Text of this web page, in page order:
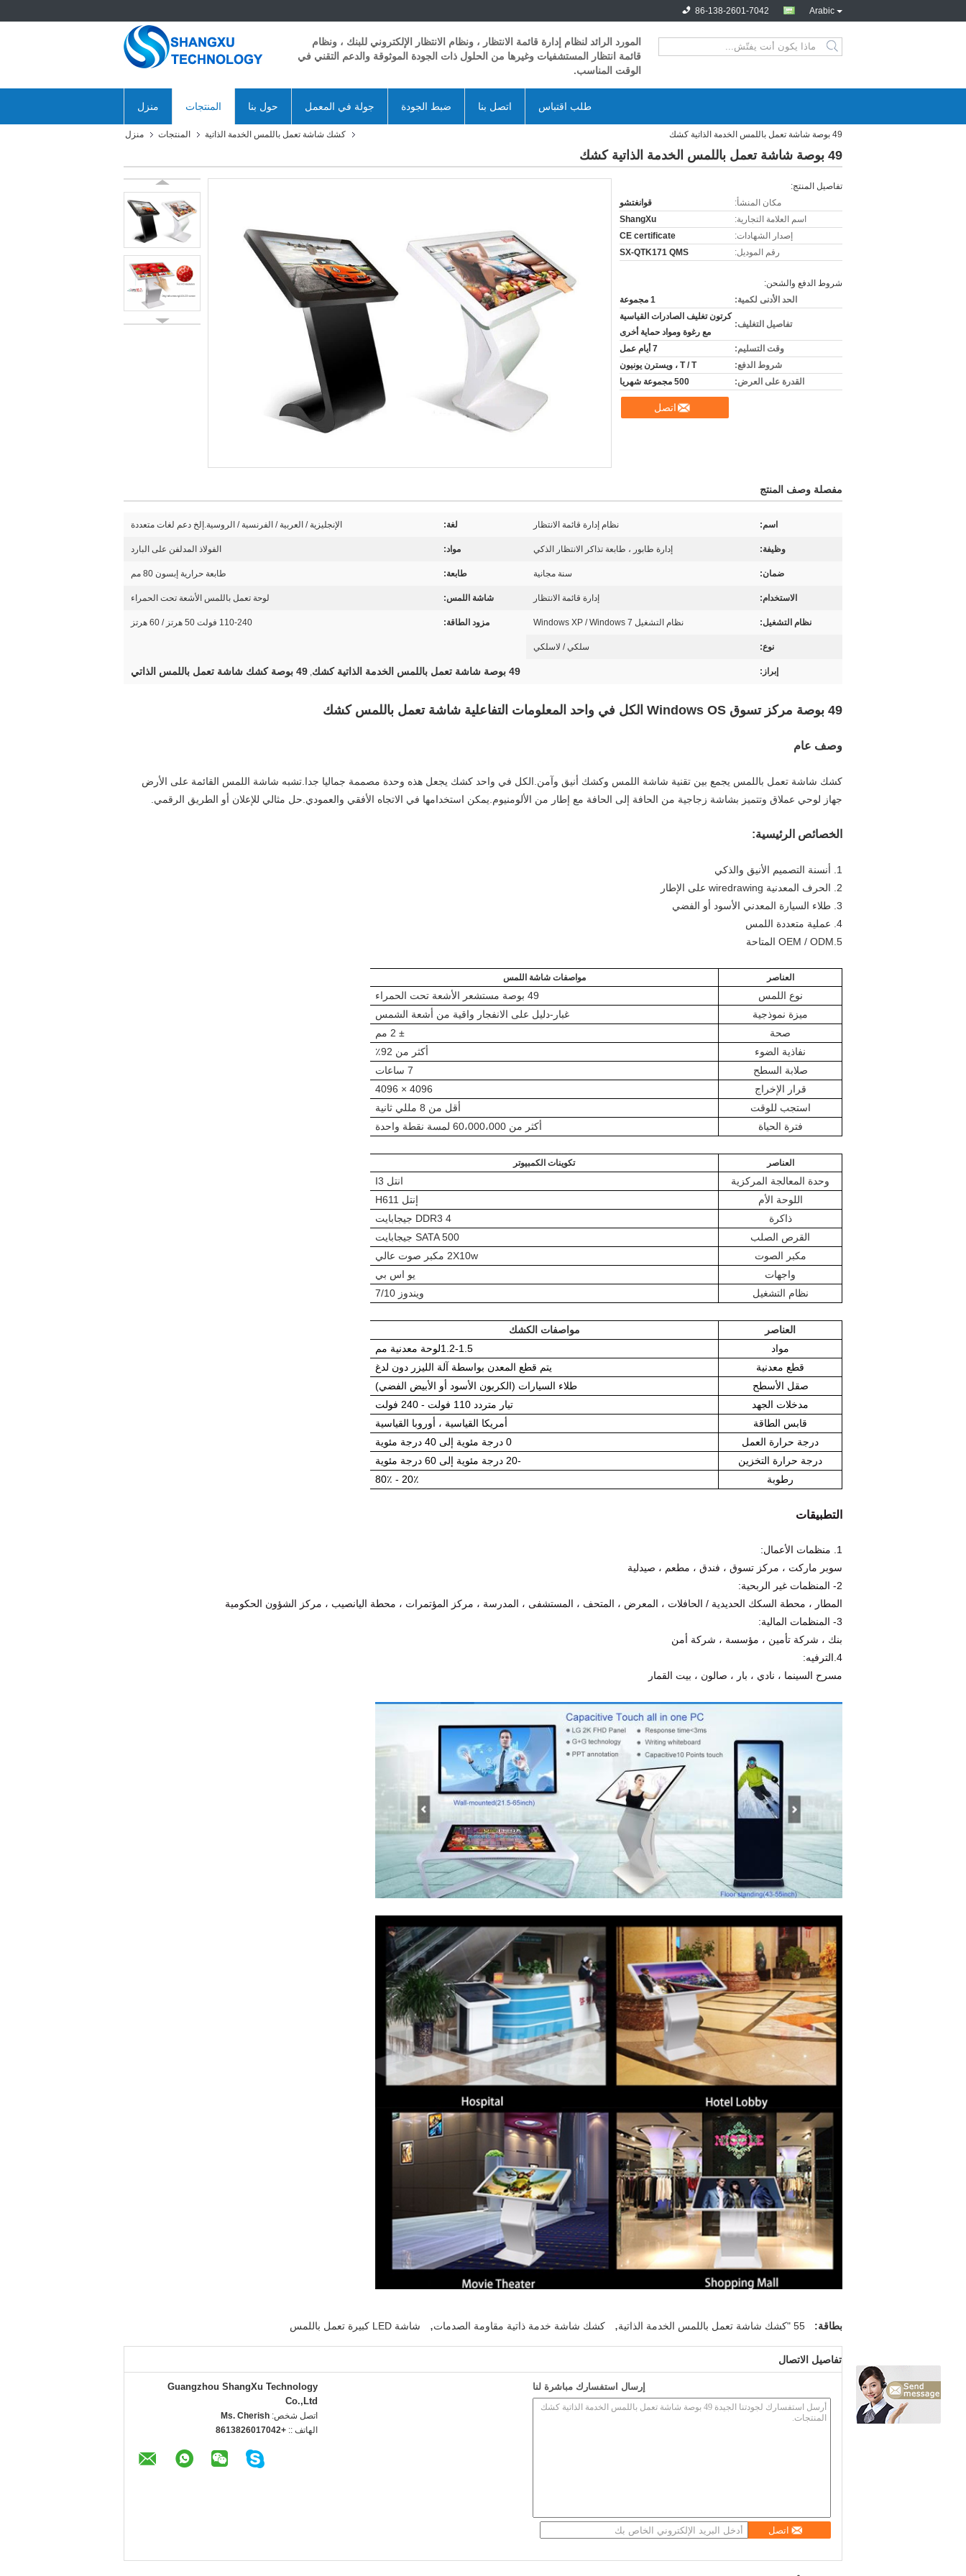
Arabic
86-138-2601-7042
المورد الرائد لنظام إدارة قائمة الانتظار ، ونظام الانتظار الإلكتروني للبنك ، ونظام
قائمة انتظار المستشفيات وغيرها من الحلول ذات الجودة الموثوقة والدعم التقني في
الوقت المناسب.
منزل المنتجات حول بنا جولة في المعمل ضبط الجودة اتصل بنا طلب اقتباس
منزل المنتجات كشك شاشة تعمل باللمس الخدمة الذاتية 49 بوصة شاشة تعمل باللمس الخدمة الذاتية كشك
49 بوصة شاشة تعمل باللمس الخدمة الذاتية كشك
تفاصيل المنتج:
مكان المنشأ:
قوانغتشو
اسم العلامة التجارية:
ShangXu
إصدار الشهادات:
CE certificate
رقم الموديل:
SX-QTK171 QMS
شروط الدفع والشحن:
الحد الأدنى لكمية:
1 مجموعة
تفاصيل التغليف:
كرتون تغليف الصادرات القياسية
مع رغوة ومواد حماية أخرى
وقت التسليم:
7 أيام عمل
شروط الدفع:
T / T ، ويسترن يونيون
القدرة على العرض:
500 مجموعة شهريا
اتصل
مفصلة وصف المنتج
اسم: نظام إدارة قائمة الانتظار لغة: الإنجليزية / العربية / الفرنسية / الروسية.إلخ دعم لغات متعددة
وظيفة: إدارة طابور ، طابعة تذاكر الانتظار الذكي مواد: الفولاذ المدلفن على البارد
ضمان: سنة مجانية طابعة: طابعة حرارية إبسون 80 مم
الاستخدام: إدارة قائمة الانتظار شاشة اللمس: لوحة تعمل باللمس الأشعة تحت الحمراء
نظام التشغيل: نظام التشغيل Windows XP / Windows 7 مزود الطاقة: 110-240 فولت 50 هرتز / 60 هرتز
نوع: سلكي / لاسلكي
إبراز: 49 بوصة شاشة تعمل باللمس الخدمة الذاتية كشك , 49 بوصة كشك شاشة تعمل باللمس الذاتي
49 بوصة مركز تسوق Windows OS الكل في واحد المعلومات التفاعلية شاشة تعمل باللمس كشك
وصف عام
كشك شاشة تعمل باللمس يجمع بين تقنية شاشة اللمس وكشك أنيق وآمن.الكل في واحد كشك يجعل هذه وحدة مصممة جماليا جدا.تشبه شاشة اللمس القائمة على الأرض
جهاز لوحي عملاق وتتميز بشاشة زجاجية من الحافة إلى الحافة مع إطار من الألومنيوم.يمكن استخدامها في الاتجاه الأفقي والعمودي. حل مثالي للإعلان أو الطريق الرقمي.
الخصائص الرئيسية:
1. أنسنة التصميم الأنيق والذكي
2. الحرف المعدنية wiredrawing على الإطار
3. طلاء السيارة المعدني الأسود أو الفضي
4. عملية متعددة اللمس
5.OEM / ODM المتاحة
العناصر مواصفات شاشة اللمس
نوع اللمس
49 بوصة مستشعر الأشعة تحت الحمراء
ميزة نموذجية
غبار -دليل على الانفجار واقية من أشعة الشمس
صحة
± 2 مم
نفاذية الضوء
أكثر من 92٪
صلابة السطح
7 ساعات
قرار الإخراج
4096 × 4096
استجب للوقت
أقل من 8 مللي ثانية
فترة الحياة
أكثر من 60،000،000 لمسة نقطة واحدة
العناصر تكوينات الكمبيوتر
وحدة المعالجة المركزية
انتل I3
اللوحة الأم
إنتل H611
ذاكرة
DDR3 4 جيجابايت
القرص الصلب
SATA 500 جيجابايت
مكبر الصوت
2X10w مكبر صوت عالي
واجهات
يو اس بي
نظام التشغيل
ويندوز 7/10
العناصر
مواصفات الكشك
مواد
1.2-1.5لوحة معدنية مم
قطع معدنية
يتم قطع المعدن بواسطة آلة الليزر دون لدغ
صقل الأسطح
طلاء السيارات (الكربون الأسود أو الأبيض الفضي)
مدخلات الجهد
تيار متردد 110 فولت - 240 فولت
قابس الطاقة
أمريكا القياسية ، أوروبا القياسية
درجة حرارة العمل
0 درجة مئوية إلى 40 درجة مئوية
درجة حرارة التخزين
-20 درجة مئوية إلى 60 درجة مئوية
رطوبة
20٪ - 80٪
التطبيقات
1. منظمات الأعمال:
سوبر ماركت ، مركز تسوق ، فندق ، مطعم ، صيدلية
2- المنظمات غير الربحية:
المطار ، محطة السكك الحديدية / الحافلات ، المعرض ، المتحف ، المستشفى ، المدرسة ، مركز المؤتمرات ، محطة اليانصيب ، مركز الشؤون الحكومية
3- المنظمات المالية:
بنك ، شركة تأمين ، مؤسسة ، شركة أمن
4.الترفيه:
مسرح السينما ، نادي ، بار ، صالون ، بيت القمار
بطاقة: 55 "كشك شاشة تعمل باللمس الخدمة الذاتية , كشك شاشة خدمة ذاتية مقاومة الصدمات, شاشة LED كبيرة تعمل باللمس
تفاصيل الاتصال
Guangzhou ShangXu Technology
Co.,Ltd
اتصل شخص: Ms. Cherish
الهاتف :: +8613826017042
إرسال استفسارك مباشرة لنا
اتصل